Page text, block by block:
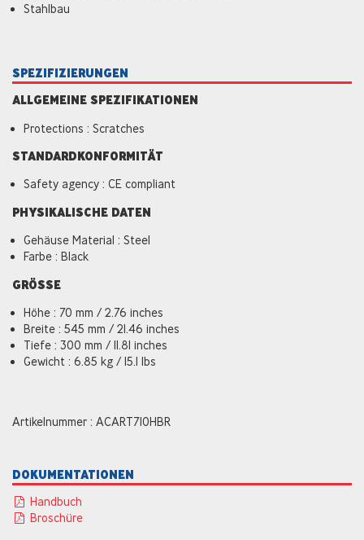
Stahlbau
SPEZIFIZIERUNGEN
ALLGEMEINE SPEZIFIKATIONEN
Protections : Scratches
STANDARDKONFORMITÄT
Safety agency : CE compliant
PHYSIKALISCHE DATEN
Gehäuse Material : Steel
Farbe : Black
GRÖSSE
Höhe : 70 mm / 2.76 inches
Breite : 545 mm / 21.46 inches
Tiefe : 300 mm / 11.81 inches
Gewicht : 6.85 kg / 15.1 lbs
Artikelnummer : ACART710HBR
DOKUMENTATIONEN
Handbuch
Broschüre